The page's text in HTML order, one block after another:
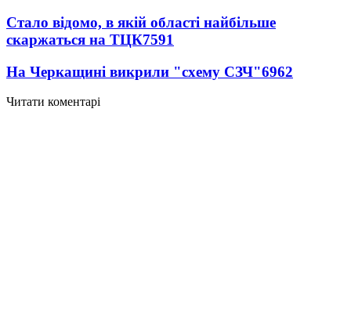
Стало відомо, в якій області найбільше
скаржаться на ТЦК7591
На Черкащині викрили "схему СЗЧ"6962
Читати коментарі